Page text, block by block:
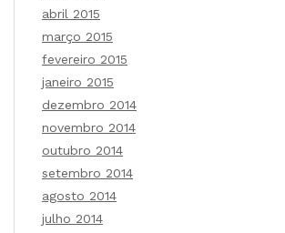
abril 2015
março 2015
fevereiro 2015
janeiro 2015
dezembro 2014
novembro 2014
outubro 2014
setembro 2014
agosto 2014
julho 2014